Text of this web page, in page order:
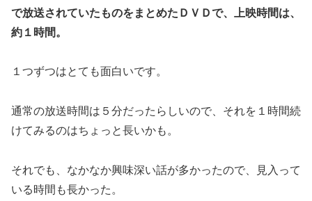
で放送されていたものをまとめたＤＶＤで、上映時間は、
約１時間。
１つずつはとても面白いです。
通常の放送時間は５分だったらしいので、それを１時間続
けてみるのはちょっと長いかも。
それでも、なかなか興味深い話が多かったので、見入って
いる時間も長かった。